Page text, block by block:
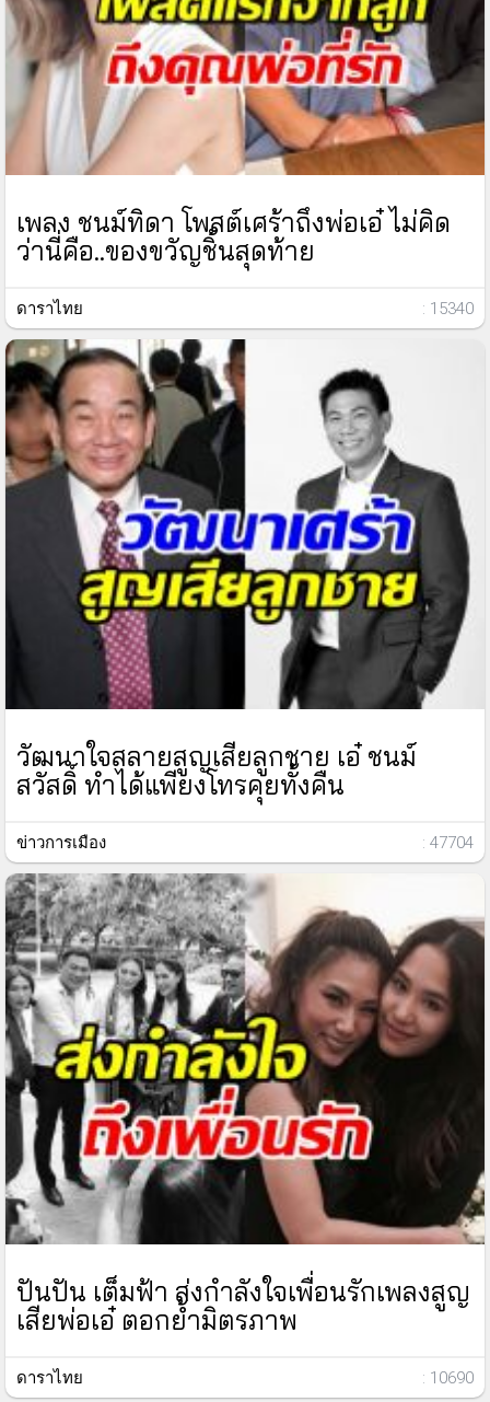
เพลง ชนม์ทิดา โพสต์เศร้าถึงพ่อเอ๋ ไม่คิด
ว่านี่คือ..ของขวัญชิ้นสุดท้าย
ดาราไทย : 15340
วัฒนาใจสลายสูญเสียลูกชาย เอ๋ ชนม์
สวัสดิ์ ทำได้แพียงโทรคุยทั้งคืน
ข่าวการเมือง : 47704
ปันปัน เต็มฟ้า ส่งกำลังใจเพื่อนรักเพลงสูญ
เสียพ่อเอ๋ ตอกย้ำมิตรภาพ
ดาราไทย : 10690